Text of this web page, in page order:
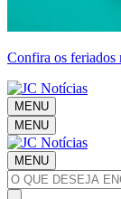
Confira os feriados
MENU
MENU
MENU